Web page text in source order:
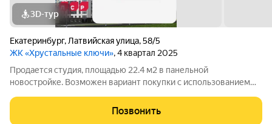
3D-тур
Екатеринбург, Латвийская улица,58/5
ЖК «Хрустальные ключи», 4 квартал 2025
Продается студия, площадью 22.4 м2 в панельной
новостройке. Возможен вариант покупки с использованием
отделка под ключ. Квартира располагается на 19 этаже 25-
этажного дома в ЖК Хрустальные
Позвонить